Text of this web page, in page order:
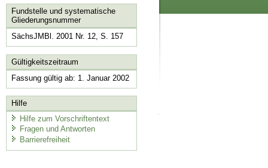
Fundstelle und systematische
Gliederungsnummer
SächsJMBl. 2001 Nr. 12, S. 157
Gültigkeitszeitraum
Fassung gültig ab: 1. Januar 2002
Hilfe
Hilfe zum Vorschriftentext
Fragen und Antworten
Barrierefreiheit